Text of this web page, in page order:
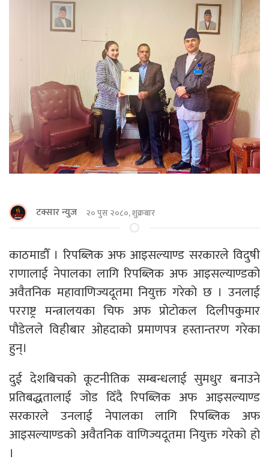
टक्सार न्युज २० पुस २०८०, शुक्रबार
काठमाडौँ । रिपब्लिक अफ आइसल्याण्ड सरकारले विदुषी
राणालाई नेपालका लागि रिपब्लिक अफ आइसल्याण्डको
अवैतनिक महावाणिज्यदूतमा नियुक्त गरेको छ । उनलाई
परराष्ट्र मन्त्रालयका चिफ अफ प्रोटोकल दिलीपकुमार
पौडेलले विहीबार ओहदाको प्रमाणपत्र हस्तान्तरण गरेका
हुन्।
दुई देशबिचको कूटनीतिक सम्बन्धलाई सुमधुर बनाउने
प्रतिबद्धतालाई जोड दिँदै रिपब्लिक अफ आइसल्याण्ड
सरकारले उनलाई नेपालका लागि रिपब्लिक अफ
आइसल्याण्डको अवैतनिक वाणिज्यदूतमा नियुक्त गरेको हो
।